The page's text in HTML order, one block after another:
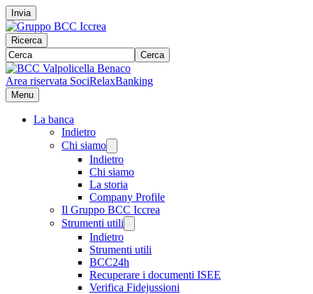
Invia
Ricerca
Cerca
Area riservata SociRelaxBanking
Menu
La banca
Indietro
Chi siamo
Indietro
Chi siamo
La storia
Company Profile
Il Gruppo BCC Iccrea
Strumenti utili
Indietro
Strumenti utili
BCC24h
Recuperare i documenti ISEE
Verifica Fidejussioni